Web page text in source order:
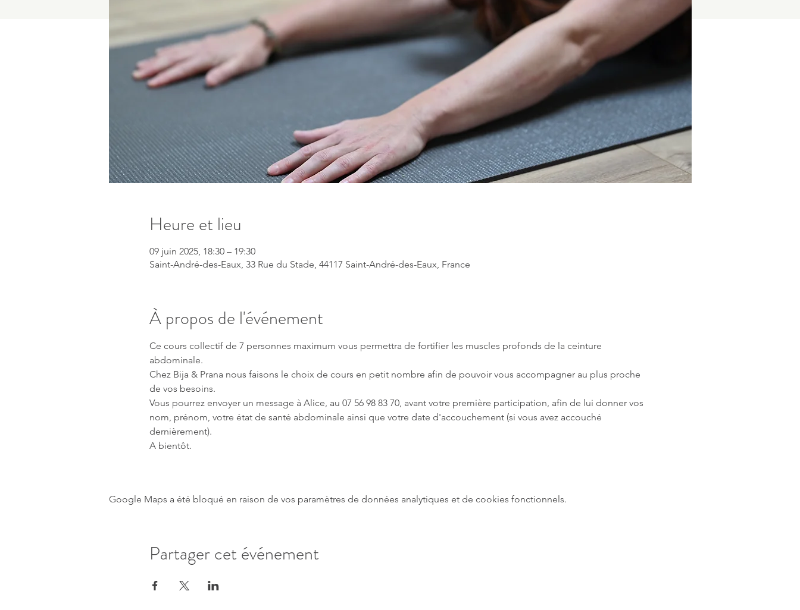
Heure et lieu
09 juin 2025, 18:30 – 19:30
Saint-André-des-Eaux, 33 Rue du Stade, 44117 Saint-André-des-Eaux, France
À propos de l'événement
Ce cours collectif de 7 personnes maximum vous permettra de fortifier les muscles profonds de la ceinture
abdominale.
Chez Bija & Prana nous faisons le choix de cours en petit nombre afin de pouvoir vous accompagner au plus proche
de vos besoins.
Vous pourrez envoyer un message à Alice, au 07 56 98 83 70, avant votre première participation, afin de lui donner vos
nom, prénom, votre état de santé abdominale ainsi que votre date d'accouchement (si vous avez accouché
dernièrement).
A bientôt.
Google Maps a été bloqué en raison de vos paramètres de données analytiques et de cookies fonctionnels.
Partager cet événement